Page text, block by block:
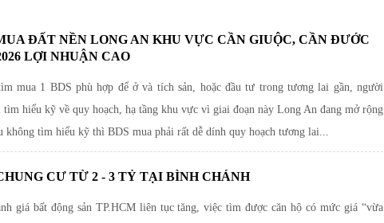
ĐẤT NỀN LONG AN KHU VỰC CẦN GIUỘC, CẦN ĐƯỚC
LỢI NHUẬN CAO
mua 1 BDS phù hợp để ở và tích sản, hoặc đầu tư trong tương lai gần, người
tìm hiểu kỹ về quy hoạch, hạ tầng khu vực vì giai đoạn này Long An đang mở rộng
không tìm hiểu kỹ thì BDS mua phải rất dễ dính quy hoạch tương lai...
CƯ TỪ 2 - 3 TỶ TẠI BÌNH CHÁNH
giá bất động sản TP.HCM liên tục tăng, việc tìm được căn hộ có mức giá “vừa